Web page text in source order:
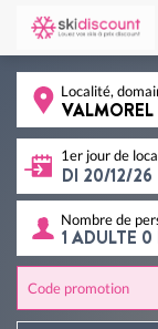
Localité,
1er jour de
Nombre de
Code promotion